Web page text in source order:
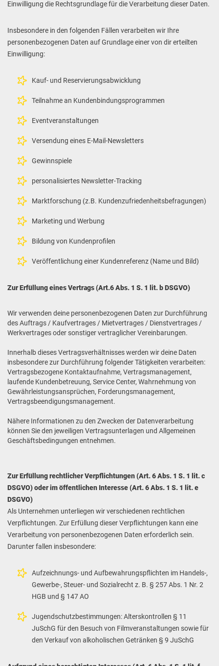
Einwilligung die Rechtsgrundlage für die Verarbeitung dieser Daten.
Insbesondere in den folgenden Fällen verarbeiten wir Ihre
personenbezogenen Daten auf Grundlage einer von dir erteilten
Einwilligung:
Kauf- und Reservierungsabwicklung
Teilnahme an Kundenbindungsprogrammen
Eventveranstaltungen
Versendung eines E-Mail-Newsletters
Gewinnspiele
personalisiertes Newsletter-Tracking
Marktforschung (z.B. Kundenzufriedenheitsbefragungen)
Marketing und Werbung
Bildung von Kundenprofilen
Veröffentlichung einer Kundenreferenz (Name und Bild)
Zur Erfüllung eines Vertrags (Art.6 Abs. 1 S. 1 lit. b DSGVO)
Wir verwenden deine personenbezogenen Daten zur Durchführung
des Auftrags / Kaufvertrages / Mietvertrages / Dienstvertrages /
Werkvertrages oder sonstiger vertraglicher Vereinbarungen.
Innerhalb dieses Vertragsverhältnisses werden wir deine Daten
insbesondere zur Durchführung folgender Tätigkeiten verarbeiten:
Vertragsbezogene Kontaktaufnahme, Vertragsmanagement,
laufende Kundenbetreuung, Service Center, Wahrnehmung von
Gewährleistungsansprüchen, Forderungsmanagement,
Vertragsbeendigungsmanagement.
Nähere Informationen zu den Zwecken der Datenverarbeitung
können Sie den jeweiligen Vertragsunterlagen und Allgemeinen
Geschäftsbedingungen entnehmen.
Zur Erfüllung rechtlicher Verpflichtungen (Art. 6 Abs. 1 S. 1 lit. c
DSGVO) oder im öffentlichen Interesse (Art. 6 Abs. 1 S. 1 lit. e
DSGVO)
Als Unternehmen unterliegen wir verschiedenen rechtlichen
Verpflichtungen. Zur Erfüllung dieser Verpflichtungen kann eine
Verarbeitung von personenbezogenen Daten erforderlich sein.
Darunter fallen insbesondere:
Aufzeichnungs- und Aufbewahrungspflichten im Handels-,
Gewerbe-, Steuer- und Sozialrecht z. B. § 257 Abs. 1 Nr. 2
HGB und § 147 AO
Jugendschutzbestimmungen: Alterskontrollen § 11
JuSchG für den Besuch von Filmveranstaltungen sowie für
den Verkauf von alkoholischen Getränken § 9 JuSchG